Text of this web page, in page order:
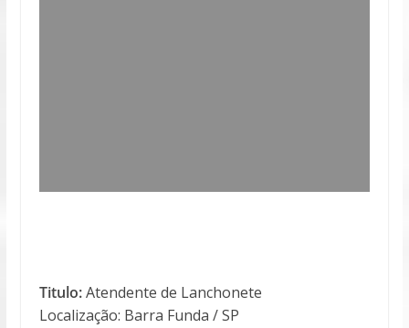
Titulo:Atendente de Lanchonete
Localização: Barra Funda / SP